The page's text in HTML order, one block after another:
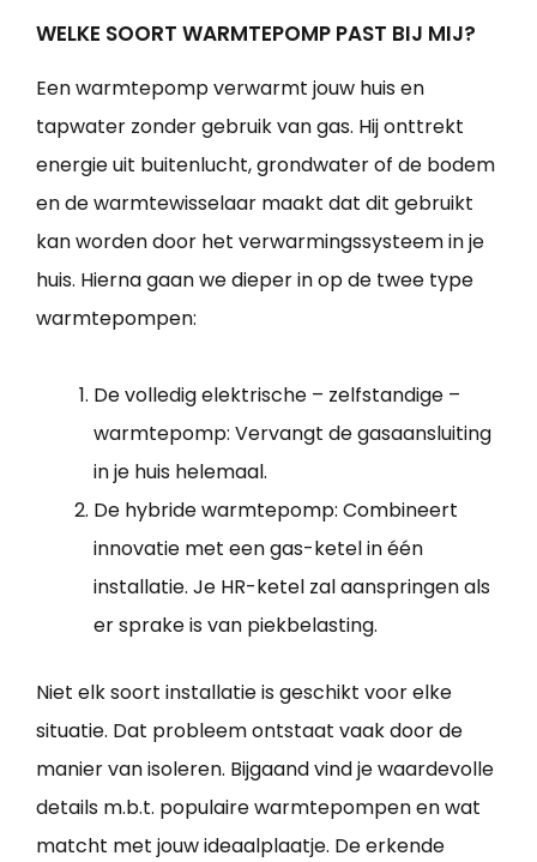
WELKE SOORT WARMTEPOMP PAST BIJ MIJ?
Een warmtepomp verwarmt jouw huis en
tapwater zonder gebruik van gas. Hij onttrekt
energie uit buitenlucht, grondwater of de bodem
en de warmtewisselaar maakt dat dit gebruikt
kan worden door het verwarmingssysteem in je
huis. Hierna gaan we dieper in op de twee type
warmtepompen:
De volledig elektrische – zelfstandige –
warmtepomp: Vervangt de gasaansluiting
in je huis helemaal.
De hybride warmtepomp: Combineert
innovatie met een gas-ketel in één
installatie. Je HR-ketel zal aanspringen als
er sprake is van piekbelasting.
Niet elk soort installatie is geschikt voor elke
situatie. Dat probleem ontstaat vaak door de
manier van isoleren. Bijgaand vind je waardevolle
details m.b.t. populaire warmtepompen en wat
matcht met jouw ideaalplaatje. De erkende